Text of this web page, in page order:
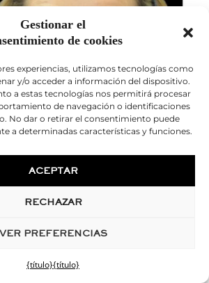
Gestionar el
de cookies
experiencias, utilizamos tecnologías como
y/o acceder a información del dispositivo.
a estas tecnologías nos permitirá procesar
de navegación o identificaciones
No dar o retirar el consentimiento puede
a determinadas características y funciones.
ACEPTAR
RECHAZAR
VER PREFERENCIAS
{título}{título}
de la frente